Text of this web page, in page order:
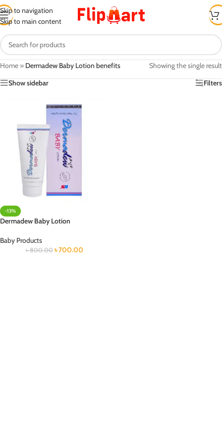
Skip to navigation
Skip to main content
Home » Dermadew Baby Lotion benefits
Showing the single result
Show sidebar
Filters
-13%
Dermadew Baby Lotion
Baby Products
৳800.00 ৳700.00